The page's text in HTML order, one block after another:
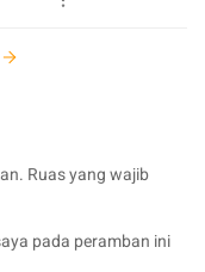
Ruas yang wajib
pada peramban ini